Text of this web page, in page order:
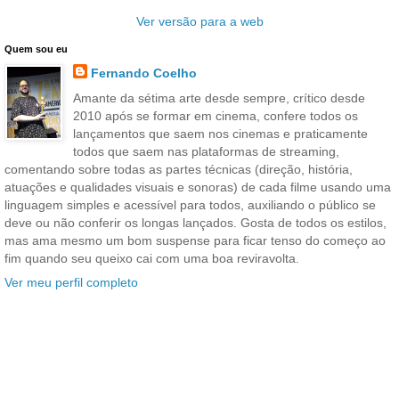
Ver versão para a web
Quem sou eu
Fernando Coelho
Amante da sétima arte desde sempre, crítico desde
2010 após se formar em cinema, confere todos os
lançamentos que saem nos cinemas e praticamente
todos que saem nas plataformas de streaming,
comentando sobre todas as partes técnicas (direção, história,
atuações e qualidades visuais e sonoras) de cada filme usando uma
linguagem simples e acessível para todos, auxiliando o público se
deve ou não conferir os longas lançados. Gosta de todos os estilos,
mas ama mesmo um bom suspense para ficar tenso do começo ao
fim quando seu queixo cai com uma boa reviravolta.
Ver meu perfil completo